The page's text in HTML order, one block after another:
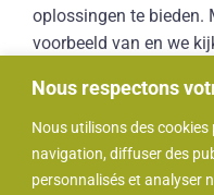
Nous respectons
Nous utilisons des
navigation, diffuser des
personnalisés et analyser
oplossingen te bieden.
voorbeeld van en we
servicemanagement.